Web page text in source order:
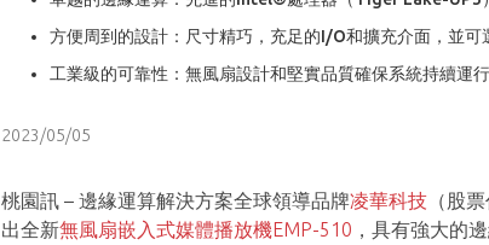
方便周到的設計：尺寸精巧，充足的I/O和擴充介面，並可
工業級的可靠性：無風扇設計和堅實品質確保系統持續運
2023/05/05
桃園訊 – 邊緣運算解決方案全球領導品牌凌華科技 （股
出全新無風扇嵌入式媒體播放機EMP-510 ，具有強大的